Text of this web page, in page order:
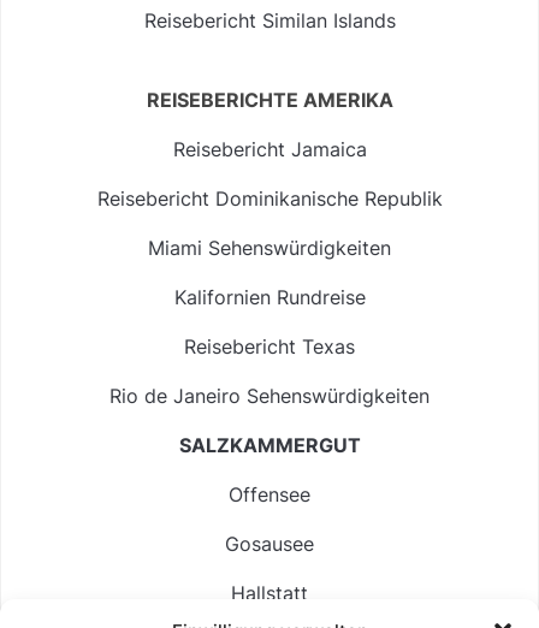
Reisebericht Similan Islands
REISEBERICHTE AMERIKA
Reisebericht Jamaica
Reisebericht Dominikanische Republik
Miami Sehenswürdigkeiten
Kalifornien Rundreise
Reisebericht Texas
Rio de Janeiro Sehenswürdigkeiten
SALZKAMMERGUT
Offensee
Gosausee
Hallstatt